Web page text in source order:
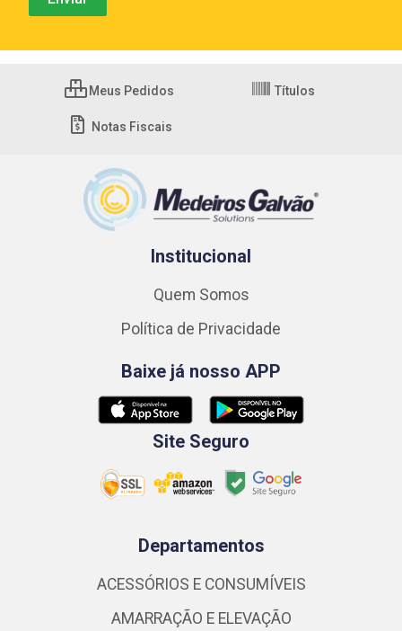
Meus Pedidos Títulos
Notas Fiscais
Institucional
Quem Somos
Política de Privacidade
Baixe já nosso APP
Site Seguro
Departamentos
ACESSÓRIOS E CONSUMÍVEIS
AMARRAÇÃO E ELEVAÇÃO